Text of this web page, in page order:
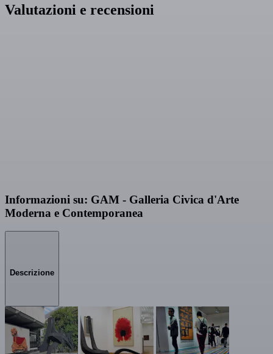
Valutazioni e recensioni
Informazioni su: GAM - Galleria Civica d'Arte
Moderna e Contemporanea
Descrizione